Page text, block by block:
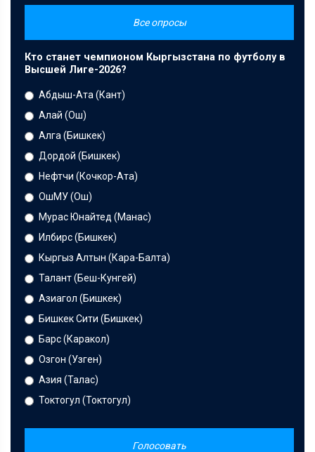
Все опросы
Кто станет чемпионом Кыргызстана по футболу в
Высшей Лиге-2026?
Абдыш-Ата (Кант)
Алай (Ош)
Алга (Бишкек)
Дордой (Бишкек)
Нефтчи (Кочкор-Ата)
ОшМУ (Ош)
Мурас Юнайтед (Манас)
Илбирс (Бишкек)
Кыргыз Алтын (Кара-Балта)
Талант (Беш-Кунгей)
Азиагол (Бишкек)
Бишкек Сити (Бишкек)
Барс (Каракол)
Озгон (Узген)
Азия (Талас)
Токтогул (Токтогул)
Голосовать